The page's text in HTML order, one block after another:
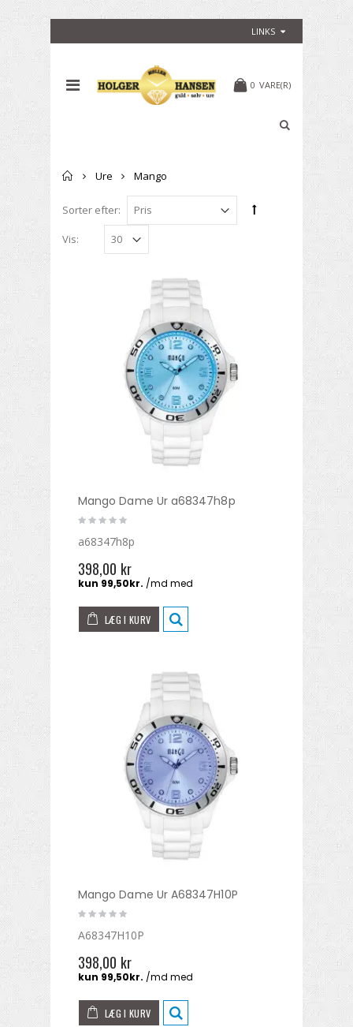
LINKS
0 VARE(R)
Forside
Ure Mango
Sorter efter:
Vis:
Mango Dame Ur a68347h8p
a68347h8p
398,00 kr
LÆG I KURV
Mango Dame Ur A68347H10P
A68347H10P
398,00 kr
LÆG I KURV